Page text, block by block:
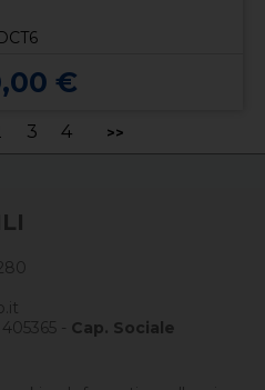
€
3 4 >>
405365 - Cap. Sociale